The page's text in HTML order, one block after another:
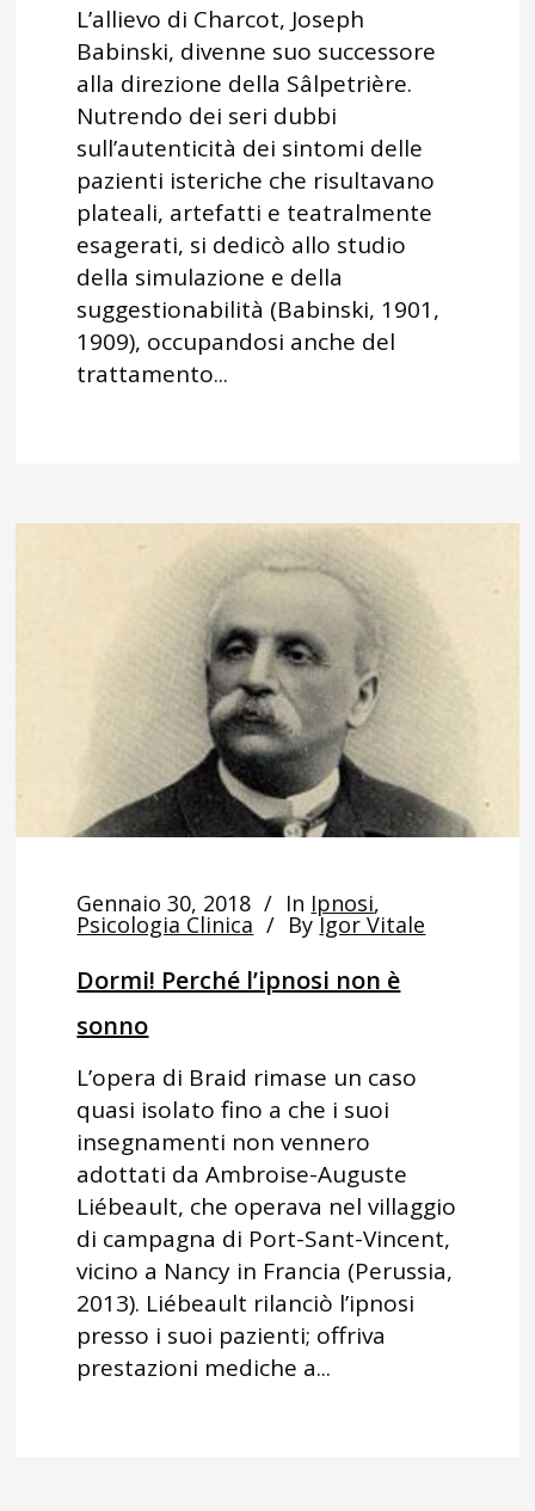
L’allievo di Charcot, Joseph
Babinski, divenne suo successore
alla direzione della Sâlpetrière.
Nutrendo dei seri dubbi
sull’autenticità dei sintomi delle
pazienti isteriche che risultavano
plateali, artefatti e teatralmente
esagerati, si dedicò allo studio
della simulazione e della
suggestionabilità (Babinski, 1901,
1909), occupandosi anche del
trattamento...
Gennaio 30, 2018 In Ipnosi,
Psicologia Clinica By Igor Vitale
Dormi! Perché l’ipnosi non è
sonno
L’opera di Braid rimase un caso
quasi isolato fino a che i suoi
insegnamenti non vennero
adottati da Ambroise-Auguste
Liébeault, che operava nel villaggio
di campagna di Port-Sant-Vincent,
vicino a Nancy in Francia (Perussia,
2013). Liébeault rilanciò l’ipnosi
presso i suoi pazienti; offriva
prestazioni mediche a...